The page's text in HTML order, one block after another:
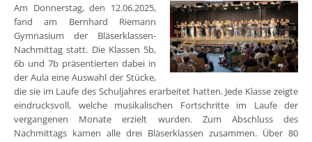
Am Donnerstag, den 12.06.2025,
fand am Bernhard Riemann
Gymnasium der Bläserklassen-
Nachmittag statt. Die Klassen 5b,
6b und 7b präsentierten dabei in
der Aula eine Auswahl der Stücke,
die sie im Laufe des Schuljahres erarbeitet hatten. Jede Klasse zeigte
eindrucksvoll, welche musikalischen Fortschritte im Laufe der
vergangenen Monate erzielt wurden. Zum Abschluss des
Nachmittags kamen alle drei Bläserklassen zusammen. Über 80